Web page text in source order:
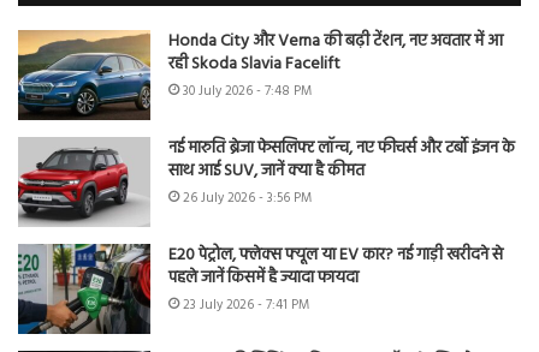
Honda City और Verna की बढ़ी टेंशन, नए अवतार में आ
रही Skoda Slavia Facelift
30 July 2026 - 7:48 PM
नई मारुति ब्रेजा फेसलिफ्ट लॉन्च, नए फीचर्स और टर्बो इंजन के
साथ आई SUV, जानें क्या है कीमत
26 July 2026 - 3:56 PM
E20 पेट्रोल, फ्लेक्स फ्यूल या EV कार? नई गाड़ी खरीदने से
पहले जानें किसमें है ज्यादा फायदा
23 July 2026 - 7:41 PM